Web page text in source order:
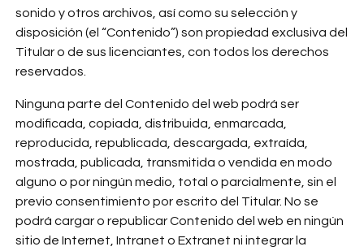
sonido y otros archivos, así como su selección y
disposición (el “Contenido”) son propiedad exclusiva del
Titular o de sus licenciantes, con todos los derechos
reservados.
Ninguna parte del Contenido del web podrá ser
modificada, copiada, distribuida, enmarcada,
reproducida, republicada, descargada, extraída,
mostrada, publicada, transmitida o vendida en modo
alguno o por ningún medio, total o parcialmente, sin el
previo consentimiento por escrito del Titular. No se
podrá cargar o republicar Contenido del web en ningún
sitio de Internet, Intranet o Extranet ni integrar la